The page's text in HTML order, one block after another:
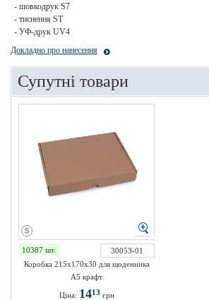
- шовкодрук S7
- тиснення ST
- УФ-друк UV4
Докладно про нанесення
Супутні товари
10387 шт.
30053-01
Коробка 215х170х30 для щоденника
А5 крафт
Ціна: 1413 грн